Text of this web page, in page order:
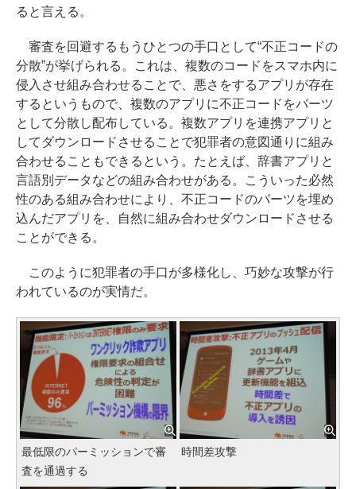
ると言える。
審査を回避するもうひとつの手口として“不正コードの
分散”が挙げられる。これは、複数のコードをスマホ内に
侵入させ組み合わせることで、悪さをするアプリが存在
するというもので、複数のアプリに不正コードをパーツ
として分散し配布している。複数アプリを連携アプリと
してダウンロードさせることで犯罪者の意図通りに組み
合わせることもできるという。たとえば、辞書アプリと
言語別データなどの組み合わせがある。こういった必然
性のある組み合わせにより、不正コードのパーツを埋め
込んだアプリを、自然に組み合わせダウンロードさせる
ことができる。
このように犯罪者の手口が多様化し、巧妙な攻撃が行
われているのが実情だ。
最低限のパーミッションで審
査を通過する
時間差攻撃